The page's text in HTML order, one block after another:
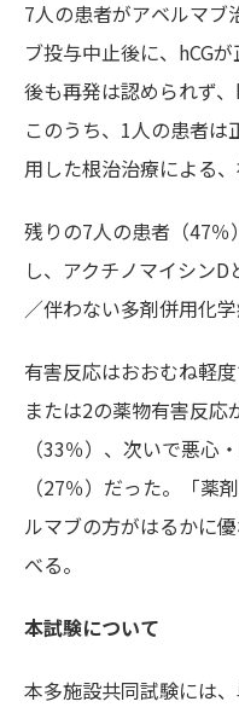
7人の患者がアベルマブ
ブ投与中止後に、hCG
後も再発は認められず、
このうち、1人の患者
用した根治治療による
残りの7人の患者（47
し、アクチノマイシン
／伴わない多剤併用化
有害反応はおおむね軽
または2の薬物有害反応
（33％）、次いで悪心
（27％）だった。「薬
ルマブの方がはるかに
べる。
本試験について
本多施設共同試験には